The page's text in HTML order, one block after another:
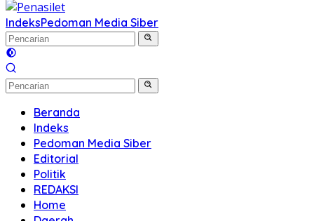
IndeksPedoman Media Siber
Beranda
Indeks
Pedoman Media Siber
Editorial
Politik
REDAKSI
Home